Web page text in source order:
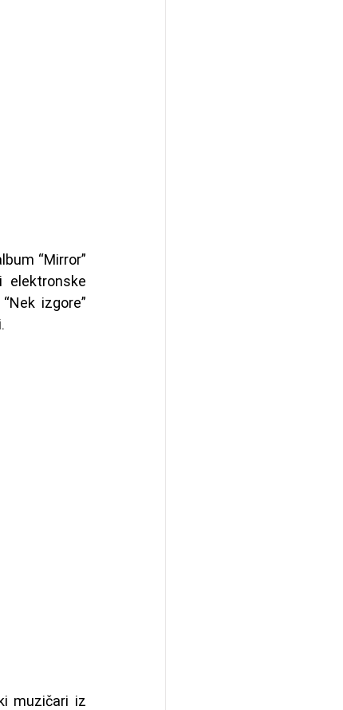
“Mirror”
elektronske
izgore”
muzičari iz